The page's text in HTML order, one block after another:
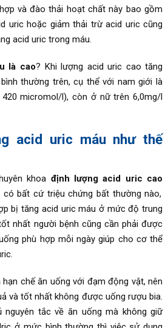
và đào thải hoạt chất này bao gồm
uric hoặc giảm thải trừ acid uric cũng
acid uric trong máu.
là cao? Khi lượng acid uric cao tăng
thường trên, cụ thể với nam giới là
micromol/l), còn ở nữ trên 6,0mg/l
acid uric máu như thế
khoa định lượng acid uric cao
có bất cứ triệu chứng bất thường nào,
bị tăng acid uric máu ở mức độ trung
nhất người bệnh cũng cần phải được
phù hợp mỗi ngày giúp cho cơ thể
chế ăn uống với đạm động vật, nên
và tốt nhất không được uống rượu bia.
nguyên tắc về ăn uống mà không giữ